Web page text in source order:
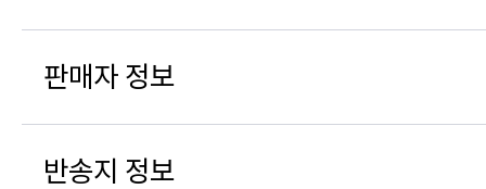
판매자 정보
반송지 정보